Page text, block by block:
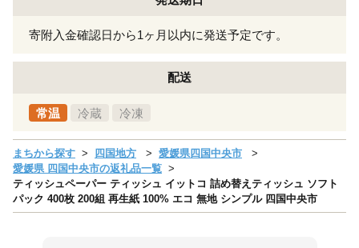
寄附入金確認日から1ヶ月以内に発送予定です。
配送
常温 冷蔵 冷凍
まちから探す 四国地方
愛媛県四国中央市
愛媛県 四国中央市の返礼品一覧
ティッシュペーパー ティッシュ イットコ 詰め替えティッシュ ソフト
パック 400枚 200組 再生紙 100% エコ 無地 シンプル 四国中央市